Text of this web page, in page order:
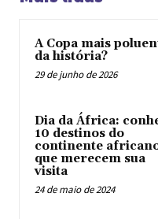
A Copa mais
da história?
29 de junho de 2026
Dia da África:
10 destinos do
continente
que merecem sua
visita
24 de maio de 2024